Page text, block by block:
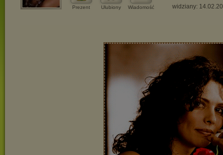
Prezent Ulubiony Wiadomość widziany: